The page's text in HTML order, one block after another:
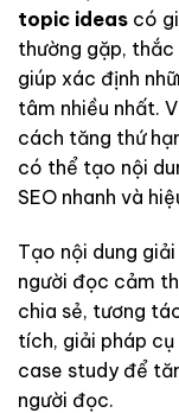
topic ideas có
thường gặp,
giúp xác định
tâm nhiều nhất.
cách tăng thứ
có thể tạo nội
SEO nhanh và
Tạo nội dung
người đọc cảm
chia sẻ, tương
tích, giải pháp
case study để
người đọc.